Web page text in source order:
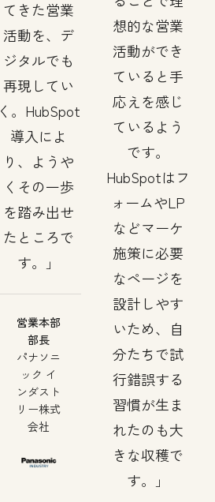
てきた営業
活動を、デ
ジタルでも
再現してい
く。HubSpot
導入によ
り、ようや
くその一歩
を踏み出せ
たところで
す。
営業本部
部長
パナソニ
ック イ
ンダスト
リー株式
会社
想的な営業
活動ができ
ていると手
応えを感じ
ているよう
です。
HubSpotはフ
ォームやLP
などマーケ
施策に必要
なページを
設計しやす
いため、自
分たちで試
行錯誤する
習慣が生ま
れたのも大
きな収穫で
す。